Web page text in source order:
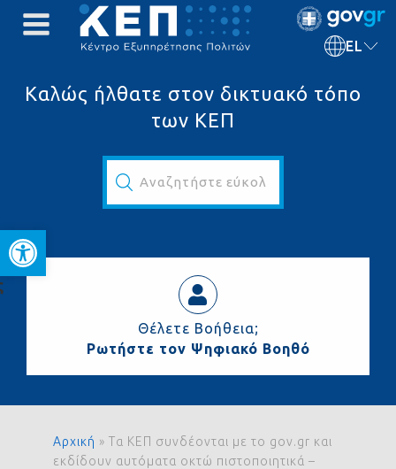
Ανοίξτε τη γραμμή
EL
Καλώς ήλθατε στον δικτυακό τόπο
των ΚΕΠ
Αναζητήστε εύκολα και γρήγορα...
Θέλετε Βοήθεια;
Ρωτήστε τον Ψηφιακό Βοηθό
Αρχική » Τα ΚΕΠ συνδέονται με το gov.gr και
εκδίδουν αυτόματα οκτώ πιστοποιητικά –